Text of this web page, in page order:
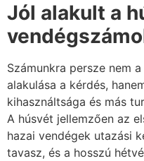
Jól alakult a
Számunkra persze nem
alakulása a kérdés,
kihasználtsága és más
A húsvét jellemzően az
hazai vendégek utazási
tavasz, és a hosszú